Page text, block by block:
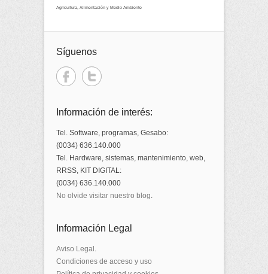
Agricultura, Alimentación y Medio Ambiente
Síguenos
Información de interés:
Tel. Software, programas, Gesabo:
(0034) 636.140.000
Tel. Hardware, sistemas, mantenimiento, web,
RRSS, KIT DIGITAL:
(0034) 636.140.000
No olvide visitar nuestro blog.
Información Legal
Aviso Legal .
Condiciones de acceso y uso